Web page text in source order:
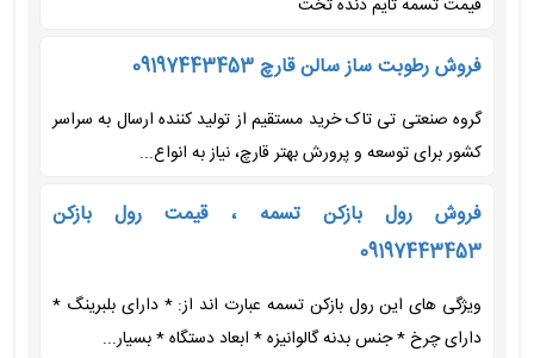
قیمت تسمه تایم دنده تخت
فروش رطوبت ساز سالن قارچ 09197443453
گروه صنعتی تی تاک خرید مستقیم از تولید کننده ارسال به سراسر
کشور برای توسعه و پرورش بهتر قارچ، نیاز به انواع...
فروش رول بازکن تسمه ، قیمت رول بازکن
09197443453
ویژگی های این رول بازکن تسمه عبارت اند از: * دارای بلبرینگ *
دارای چرخ * جنس بدنه گالوانیزه * ابعاد دستگاه * بسیار...